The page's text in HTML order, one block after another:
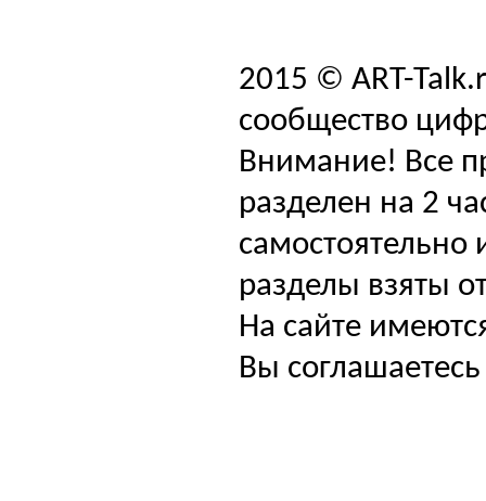
2015 © ART-
сообщество
Внимание! Все
разделен на 2
самостоятельно
разделы взяты
На сайте
Вы